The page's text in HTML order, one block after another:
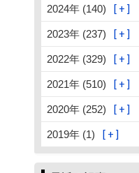
2024年 (140)
2023年 (237)
2022年 (329)
2021年 (510)
2020年 (252)
2019年 (1)